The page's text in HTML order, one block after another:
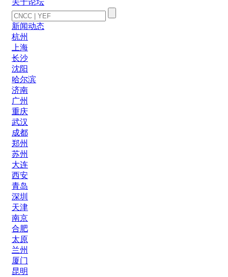
关于论坛
新闻动态
杭州
上海
长沙
沈阳
哈尔滨
济南
广州
重庆
武汉
成都
郑州
苏州
大连
西安
青岛
深圳
天津
南京
合肥
太原
兰州
厦门
昆明